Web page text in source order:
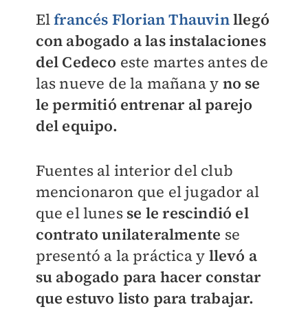
Elfrancés Florian Thauvinllegó
con abogado a las instalaciones
del Cedeco este martes antes de
las nueve de la mañana y no se
le permitió entrenar al parejo
del equipo.
Fuentes al interior del club
mencionaron que el jugador al
que el lunes se le rescindió el
contrato unilateralmente se
presentó a la práctica y llevó a
su abogado para hacer constar
que estuvo listo para trabajar.